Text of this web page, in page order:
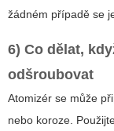
žádném případě se
6) Co dělat,
odšroubovat
Atomizér se může
nebo koroze.